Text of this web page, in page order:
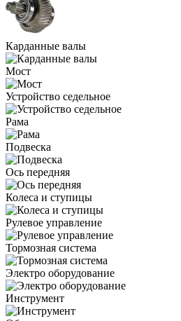
Карданные валы
Мост
Устройство седельное
Рама
Подвеска
Ось передняя
Колеса и ступицы
Рулевое управление
Тормозная система
Электро оборудование
Инструмент